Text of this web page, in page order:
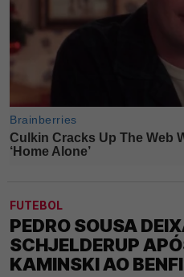
FUTEBOL
PEDRO SOUSA
SCHJELDERUP
KAMINSKI AO